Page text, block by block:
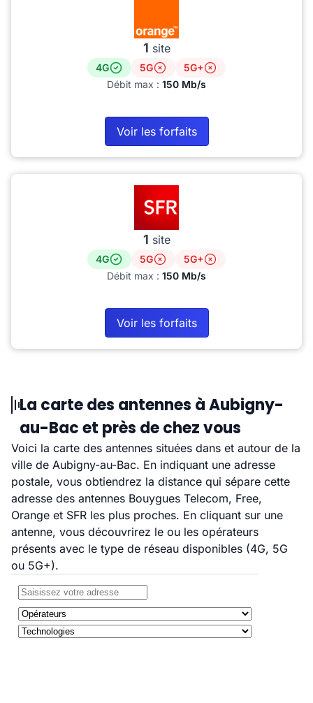
1 site
4G 5G
5G+
Débit max : 150 Mb/s
Voir les forfaits
1 site
4G 5G
5G+
Débit max : 150 Mb/s
Voir les forfaits
La carte des antennes à Aubigny-
au-Bac et près de chez vous
Voici la carte des antennes situées dans et autour de la
ville de Aubigny-au-Bac. En indiquant une adresse
postale, vous obtiendrez la distance qui sépare cette
adresse des antennes Bouygues Telecom, Free,
Orange et SFR les plus proches. En cliquant sur une
antenne, vous découvrirez le ou les opérateurs
présents avec le type de réseau disponibles (4G, 5G
ou 5G+).